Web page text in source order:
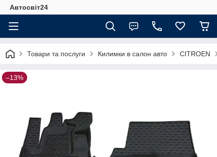
Автосвіт24
Товари та послуги Килимки в салон авто CITROEN
–13%